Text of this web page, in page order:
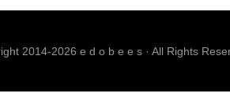
2014-2026 e d o b e e s · All Rights